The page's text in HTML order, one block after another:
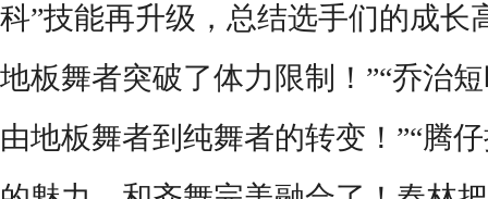
科”技能再升级，总结选手们的成长
地板舞者突破了体力限制！”“乔治
由地板舞者到纯舞者的转变！”“腾